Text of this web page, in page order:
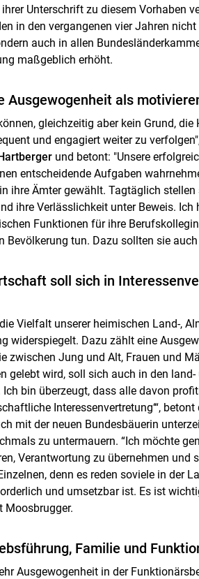
Unterschrift zu diesem Vorhaben
in den vergangenen vier Jahren
auch in allen
maßgeblich erhöht.
Ausgewogenheit als
gleichzeitig aber kein Grund, die
und engagiert weiter zu
und betont: "Unsere
entscheidende Aufgaben
ihre Ämter gewählt. Tagtäglich
ihre Verlässlichkeit unter Beweis.
Funktionen für ihre
tun. Dazu sollten sie
soll sich in
Vielfalt unserer heimischen Land-,
widerspiegelt. Dazu zählt eine
zwischen Jung und Alt, Frauen und
gelebt wird, soll sich auch in den
bin überzeugt, dass alle davon
Interessenvertretung‘“, betont
mit der neuen Bundesbäuerin
zu untermauern. “Ich möchte
Verantwortung zu übernehmen und
denn es reden soviele in der
und umsetzbar ist. Es ist
Moosbrugger.
Familie und
Ausgewogenheit in der